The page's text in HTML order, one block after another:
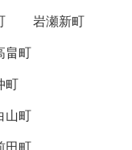
岩瀬新町
畠町
町
山町